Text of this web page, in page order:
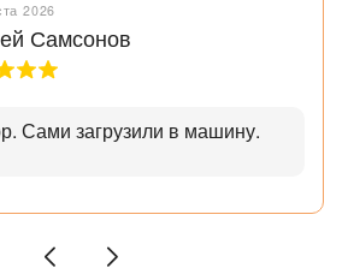
2026
Самсонов
Сами загрузили в машину.